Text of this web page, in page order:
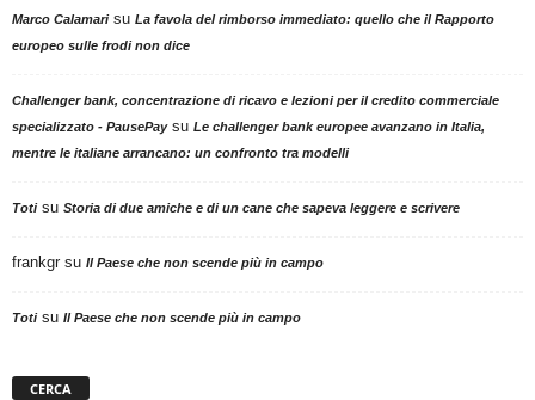
Marco Calamarisu La favola del rimborso immediato: quello che il Rapporto
europeo sulle frodi non dice
Challenger bank, concentrazione di ricavo e lezioni per il credito commerciale
specializzato - PausePaysu Le challenger bank europee avanzano in Italia,
mentre le italiane arrancano: un confronto tra modelli
Totisu Storia di due amiche e di un cane che sapeva leggere e scrivere
frankgr su Il Paese che non scende più in campo
Totisu Il Paese che non scende più in campo
CERCA